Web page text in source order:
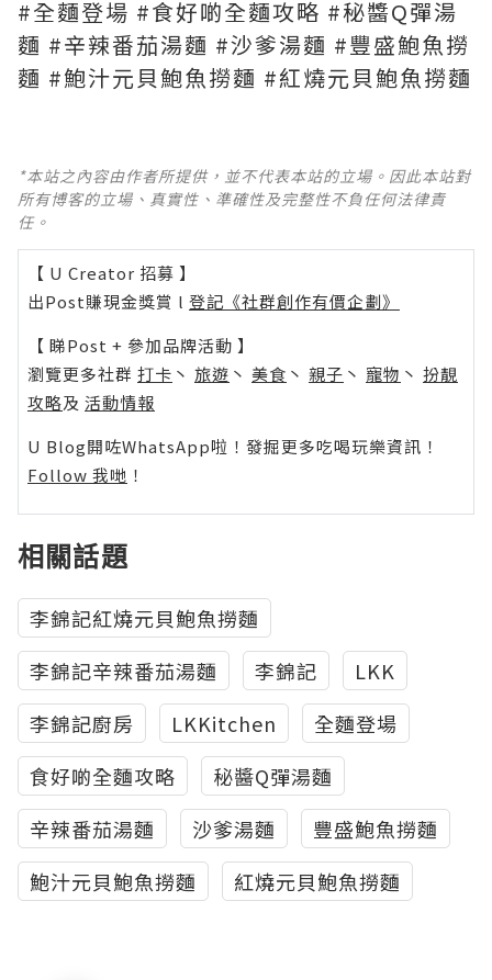
#全麵登場 #食好啲全麵攻略 #秘醬Q彈湯
麵 #辛辣番茄湯麵 #沙爹湯麵 #豐盛鮑魚撈
麵 #鮑汁元貝鮑魚撈麵 #紅燒元貝鮑魚撈麵
*本站之內容由作者所提供，並不代表本站的立場。因此本站對
所有博客的立場、真實性、準確性及完整性不負任何法律責
任。
【 U Creator 招募 】
出Post賺現金獎賞 l 登記《社群創作有價企劃》
【 睇Post + 參加品牌活動 】
瀏覽更多社群 打卡 丶 旅遊 丶 美食 丶 親子 丶 寵物 丶 扮靚
攻略及 活動情報
U Blog開咗WhatsApp啦！發掘更多吃喝玩樂資訊！
Follow 我哋 ！
相關話題
李錦記紅燒元貝鮑魚撈麵
李錦記辛辣番茄湯麵
李錦記
LKK
李錦記廚房
LKKitchen
全麵登場
食好啲全麵攻略
秘醬Q彈湯麵
辛辣番茄湯麵
沙爹湯麵
豐盛鮑魚撈麵
鮑汁元貝鮑魚撈麵
紅燒元貝鮑魚撈麵